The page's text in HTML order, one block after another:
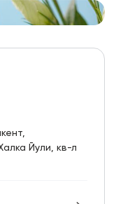
Йули, кв-л